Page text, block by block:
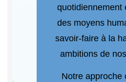
des moyens
savoir-faire à la
ambitions de
Notre approche